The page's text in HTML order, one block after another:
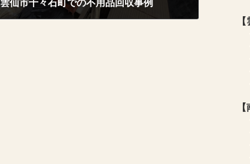
雲仙市千々石町での不用品回収事例